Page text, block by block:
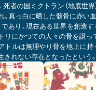
者の国ミクトラン（地底世界
、真っ白に晒した骸骨に赤
あり、現在ある世界を創造す
リにかつての人々の骨を譲
トルは無理やり骨を地上に
れない存在となったという。